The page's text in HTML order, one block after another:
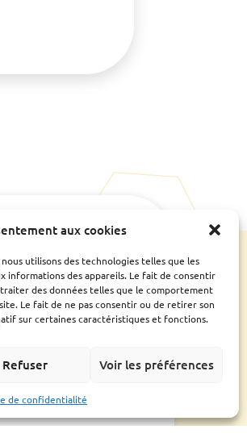
aux cookies
utilisons des technologies telles que les
informations des appareils. Le fait de consentir
des données telles que le comportement
Le fait de ne pas consentir ou de retirer son
sur certaines caractéristiques et fonctions.
Refuser Voir les préférences
de confidentialité
ESPACE ADHÉRENT